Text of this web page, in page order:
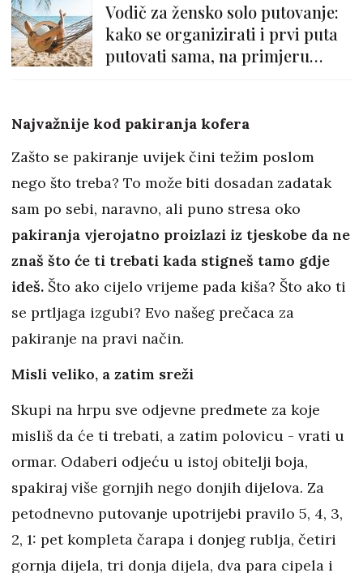
Vodič za žensko solo putovanje:
kako se organizirati i prvi puta
putovati sama, na primjeru
Najvažnije kod pakiranja kofera
Zašto se pakiranje uvijek čini težim poslom
nego što treba? To može biti dosadan zadatak
sam po sebi, naravno, ali puno stresa oko
pakiranja vjerojatno proizlazi iz tjeskobe da ne
znaš što će ti trebati kada stigneš tamo gdje
ideš. Što ako cijelo vrijeme pada kiša? Što ako ti
se prtljaga izgubi? Evo našeg prečaca za
pakiranje na pravi način.
Misli veliko, a zatim sreži
Skupi na hrpu sve odjevne predmete za koje
misliš da će ti trebati, a zatim polovicu - vrati u
ormar. Odaberi odjeću u istoj obitelji boja,
spakiraj više gornjih nego donjih dijelova. Za
petodnevno putovanje upotrijebi pravilo 5, 4, 3,
2, 1: pet kompleta čarapa i donjeg rublja, četiri
gornja dijela, tri donja dijela, dva para cipela i